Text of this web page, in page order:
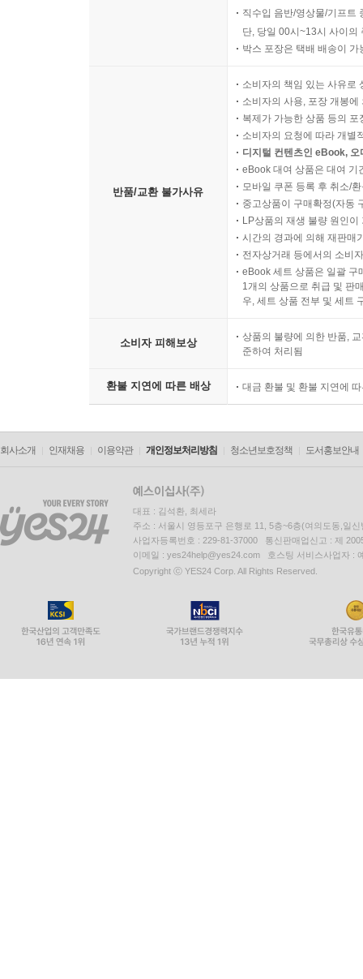
직수입 음반/영상물/기프트
단, 당일 00시~13시 사이의
박스 포장은 택배 배송이
반품/교환 불가사유
소비자의 책임 있는 사유로
소비자의 사용, 포장 개봉
복제가 가능한 상품 등의
소비자의 요청에 따라 개별
디지털 컨텐츠인 eBook,
eBook 대여 상품은 대여 기
모바일 쿠폰 등록 후 취소/
중고상품이 구매확정(자동
LP상품의 재생 불량 원인
시간의 경과에 의해 재판매
전자상거래 등에서의 소비
eBook 세트 상품은 일괄 구
1개의 상품으로 취급 및 판
우, 세트 상품 전부 및 세트
소비자 피해보상
상품의 불량에 의한 반품,
준하여 처리됨
환불 지연에 따른 배상 대금 환불 및 환불 지연에
회사소개 인재채용 이용약관 개인정보처리방침 청소년보호정책 도서홍보안내
대표 : 김석환, 최세라
주소 : 서울시 영등포구 은행로 11, 5층~6층(여의도동,일신
사업자등록번호 : 229-81-37000 통신판매업신고 : 제
이메일 : yes24help@yes24.com 호스팅 서비스사업자 :
Copyright ⓒ YES24 Corp. All Rights Reserved.